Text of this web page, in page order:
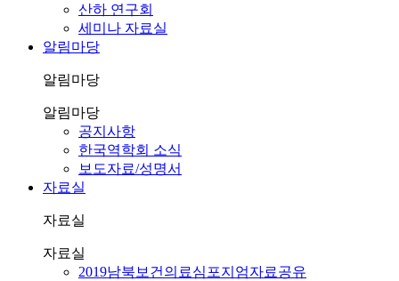
산하 연구회
세미나 자료실
알림마당
알림마당
알림마당
공지사항
한국역학회 소식
보도자료/성명서
자료실
자료실
자료실
2019남북보건의료심포지엄자료공유